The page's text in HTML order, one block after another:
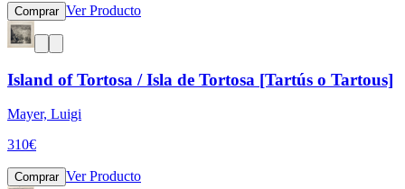
Comprar Ver Producto
Island of Tortosa / Isla de Tortosa [Tartús o Tartous]
Mayer, Luigi
310€
Comprar Ver Producto